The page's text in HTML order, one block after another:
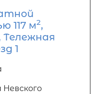
117 м2,
1